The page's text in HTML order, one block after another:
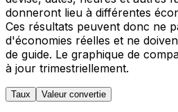
donneront lieu à différentes
Ces résultats peuvent donc ne
d'économies réelles et ne
de guide. Le graphique de
à jour trimestriellement.
Taux Valeur convertie